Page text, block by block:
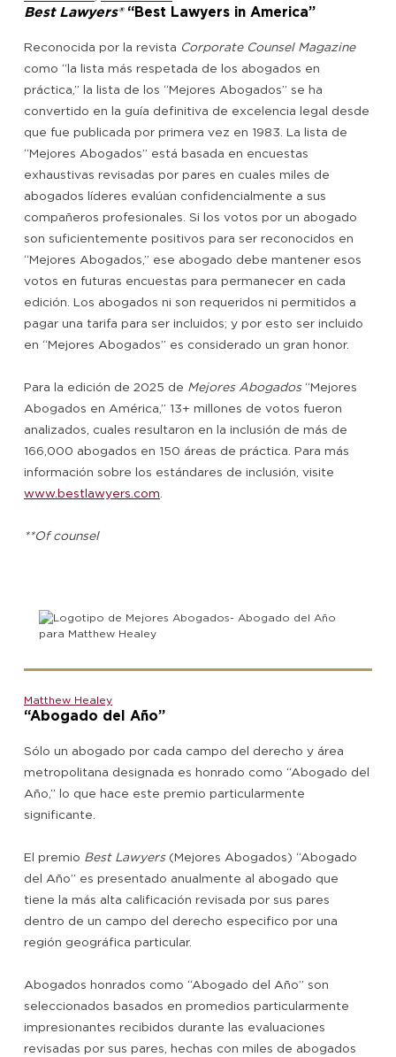
Best Lawyers®“Best Lawyers in America”
Reconocida por la revista Corporate Counsel Magazine
como “la lista más respetada de los abogados en
práctica,” la lista de los “Mejores Abogados” se ha
convertido en la guía definitiva de excelencia legal desde
que fue publicada por primera vez en 1983. La lista de
“Mejores Abogados” está basada en encuestas
exhaustivas revisadas por pares en cuales miles de
abogados líderes evalúan confidencialmente a sus
compañeros profesionales. Si los votos por un abogado
son suficientemente positivos para ser reconocidos en
“Mejores Abogados,” ese abogado debe mantener esos
votos en futuras encuestas para permanecer en cada
edición. Los abogados ni son requeridos ni permitidos a
pagar una tarifa para ser incluidos; y por esto ser incluido
en “Mejores Abogados” es considerado un gran honor.
Para la edición de 2025 de Mejores Abogados“Mejores
Abogados en América,” 13+ millones de votos fueron
analizados, cuales resultaron en la inclusión de más de
166,000 abogados en 150 áreas de práctica. Para más
información sobre los estándares de inclusión, visite
www.bestlawyers.com
**Of counsel
Matthew Healey
“Abogado del Año”
Sólo un abogado por cada campo del derecho y área
metropolitana designada es honrado como “Abogado del
Año,” lo que hace este premio particularmente
significante.
El premio Best Lawyers(Mejores Abogados) “Abogado
del Año” es presentado anualmente al abogado que
tiene la más alta calificación revisada por sus pares
dentro de un campo del derecho especifico por una
región geográfica particular.
Abogados honrados como “Abogado del Año” son
seleccionados basados en promedios particularmente
impresionantes recibidos durante las evaluaciones
revisadas por sus pares, hechas con miles de abogados